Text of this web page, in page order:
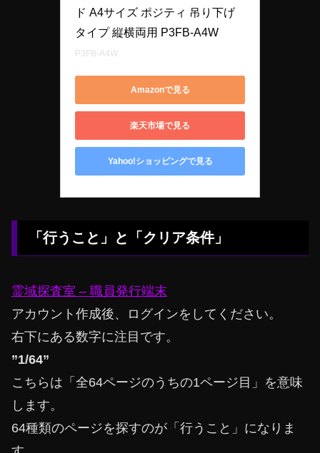
ド A4サイズ ポジティ 吊り下げ
タイプ 縦横両用 P3FB-A4W
P3FB-A4W
Amazonで見る
楽天市場で見る
Yahoo!ショッピングで見る
「行うこと」と「クリア条件」
霊域探査室 – 職員発行端末
アカウント作成後、ログインをしてください。
右下にある数字に注目です。
”1/64”
こちらは「全64ページのうちの1ページ目」を意味
します。
64種類のページを探すのが「行うこと」になりま